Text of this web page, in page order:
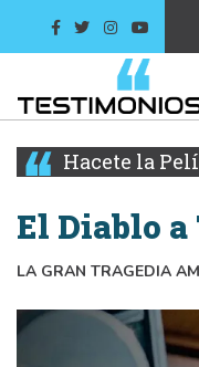
Hacete la
El Diablo a
LA GRAN TRAGEDIA